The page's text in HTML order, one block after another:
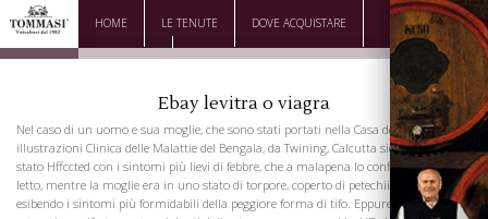
HOME LE TENUTE DOVE ACQUISTARE
DOWNLOAD CONTATTI
Ebay levitra o viagra
Nel caso di un uomo e sua moglie, che sono stati portati nella Casa del recupero di
illustrazioni Clinica delle Malattie del Bengala, da Twining, Calcutta sieme, ex tlic
stato Hffccted con i sintomi più lievi di febbre, che a malapena lo confinato nella sua
letto, mentre la moglie era in uno stato di torpore, coperto di petechiiE e vibiccs, ed
esibendo i sintomi più formidabili della peggiore forma di tifo. Eppure questi gradi